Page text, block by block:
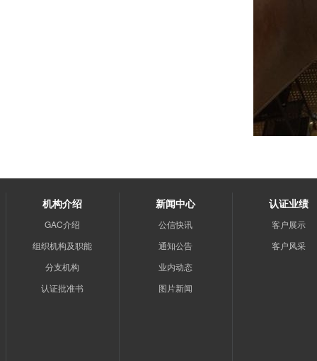
机构介绍
GAC介绍
组织机构及职能
分支机构
认证批准书
新闻中心
公信快讯
通知公告
业内动态
图片新闻
认证业绩
客户展示
客户风采